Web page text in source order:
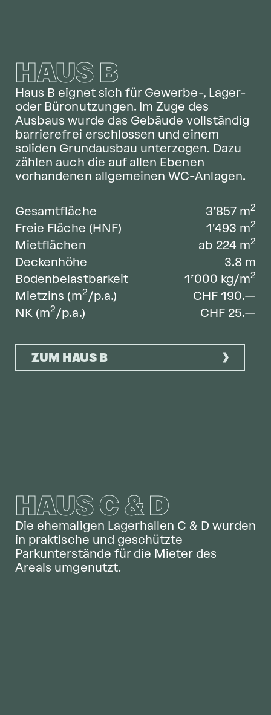
HAUS B
Haus B eignet sich für Gewerbe-, Lager-
oder Büronutzungen. Im Zuge des
Ausbaus wurde das Gebäude vollständig
barrierefrei erschlossen und einem
soliden Grundausbau unterzogen. Dazu
zählen auch die auf allen Ebenen
vorhandenen allgemeinen WC-Anlagen.
Gesamtfläche 3’857 m2
Freie Fläche (HNF) 1'493 m2
Mietflächen ab 224 m2
Deckenhöhe 3.8 m
Bodenbelastbarkeit
1’000 kg/m2
Mietzins (m2/p.a.)
CHF 190.—
NK (m2/p.a.) CHF 25.—
ZUM HAUS B
HAUS C & D
Die ehemaligen Lagerhallen C & D wurden
in praktische und geschützte
Parkunterstände für die Mieter des
Areals umgenutzt.